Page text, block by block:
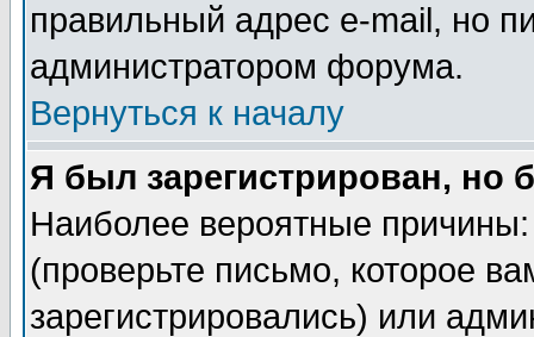
правильный адрес e-mail, но
администратором форума.
Вернуться к началу
Я был зарегистрирован, но
Наиболее вероятные
(проверьте письмо, которое
зарегистрировались) или